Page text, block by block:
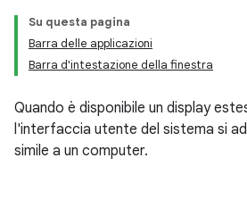
Su questa pagina
Barra delle applicazioni
Barra d'intestazione della finestra
Quando è disponibile un display
l'interfaccia utente del sistema si
simile a un computer.